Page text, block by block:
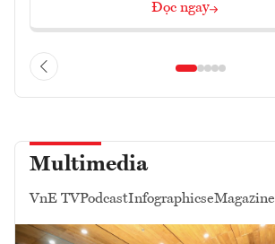
Đọc ngay
Multimedia
VnE TVPodcastInfographicseMagazine